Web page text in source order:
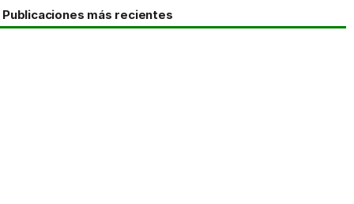
Publicaciones más recientes